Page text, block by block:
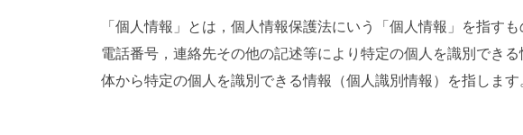
「個人情報」とは，個人情報保護法にいう「個人情報」を指す
電話番号，連絡先その他の記述等により特定の個人を識別でき
体から特定の個人を識別できる情報（個人識別情報）を指します